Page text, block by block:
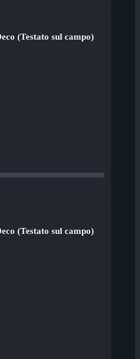
(Testato sul campo)
(Testato sul campo)